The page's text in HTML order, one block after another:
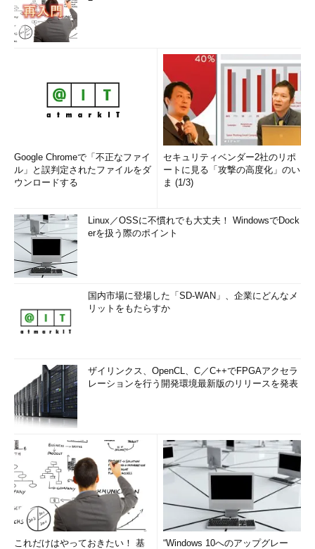
Google Chromeで「不正なファイ
ル」と誤判定されたファイルをダ
ウンロードする
セキュリティベンダー2社のリポ
ートに見る「攻撃の高度化」のい
ま (1/3)
Linux／OSSに不慣れでも大丈夫！ WindowsでDock
erを扱う際のポイント
国内市場に登場した「SD-WAN」、企業にどんなメ
リットをもたらすか
ザイリンクス、OpenCL、C／C++でFPGAアクセラ
レーションを行う開発環境最新版のリリースを発表
これだけはやっておきたい！ 基
“Windows 10へのアップグレー